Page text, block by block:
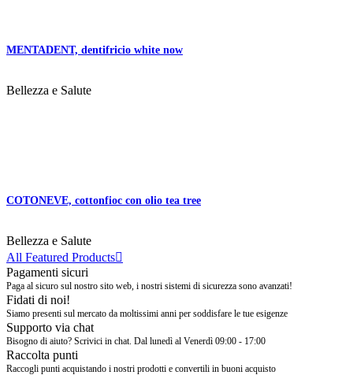
MENTADENT, dentifricio white now
Bellezza e Salute
COTONEVE, cottonfioc con olio tea tree
Bellezza e Salute
All Featured Products
Pagamenti sicuri
Paga al sicuro sul nostro sito web, i nostri sistemi di sicurezza sono avanzati!
Fidati di noi!
Siamo presenti sul mercato da moltissimi anni per soddisfare le tue esigenze
Supporto via chat
Bisogno di aiuto? Scrivici in chat. Dal lunedì al Venerdì 09:00 - 17:00
Raccolta punti
Raccogli punti acquistando i nostri prodotti e convertili in buoni acquisto